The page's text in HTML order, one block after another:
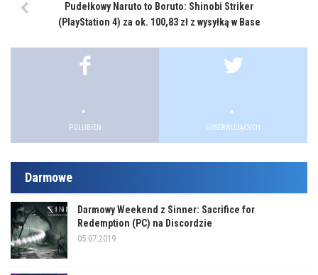
Pudełkowy Naruto to Boruto: Shinobi Striker
(PlayStation 4) za ok. 100,83 zł z wysyłką w Base
..
POLUBIEŃ
.
OBSERWUJĄCYCH
Darmowe
Darmowy Weekend z Sinner: Sacrifice for
Redemption (PC) na Discordzie
05.07.2019